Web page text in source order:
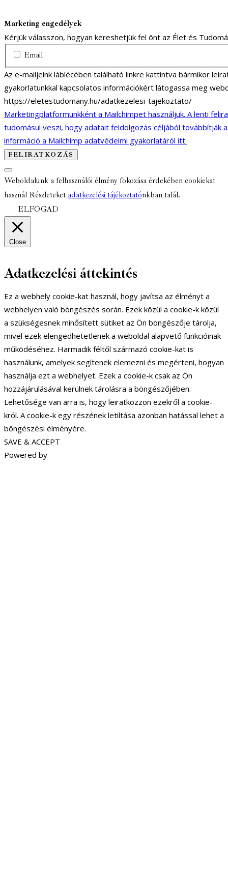
Marketing engedélyek
Kérjük válasszon, hogyan kereshetjük fel önt az Élet és
Email
Az e-mailjeink láblécében található linkre kattintva bármikor
gyakorlatunkkal kapcsolatos információkért látogassa meg
https://eletestudomany.hu/adatkezelesi-tajekoztato/
Marketingplatformunkként a Mailchimpet használjuk. A lenti
tudomásul veszi, hogy adatait feldolgozás céljából továbbítják
információ a Mailchimp adatvédelmi gyakorlatáról itt.
Weboldalunk a felhasználói élmény fokozása érdekében cookiekat
használ Részleteket adatkezelési tájékoztatónkban talál.
ELFOGAD
Close
Adatkezelési áttekintés
Ez a webhely cookie-kat használ, hogy javítsa az élményt a
webhelyen való böngészés során. Ezek közül a cookie-k közül
a szükségesnek minősített sütiket az Ön böngészője tárolja,
mivel ezek elengedhetetlenek a weboldal alapvető funkcióinak
működéséhez. Harmadik féltől származó cookie-kat is
használunk, amelyek segítenek elemezni és megérteni, hogyan
használja ezt a webhelyet. Ezek a cookie-k csak az Ön
hozzájárulásával kerülnek tárolásra a böngészőjében.
Lehetősége van arra is, hogy leiratkozzon ezekről a cookie-
król. A cookie-k egy részének letiltása azonban hatással lehet a
böngészési élményére.
SAVE & ACCEPT
Powered by